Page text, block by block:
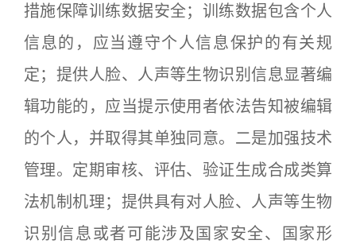
措施保障训练数据安全；训练数据包含个人
信息的，应当遵守个人信息保护的有关规
定；提供人脸、人声等生物识别信息显著编
辑功能的，应当提示使用者依法告知被编辑
的个人，并取得其单独同意。二是加强技术
管理。定期审核、评估、验证生成合成类算
法机制机理；提供具有对人脸、人声等生物
识别信息或者可能涉及国家安全、国家形